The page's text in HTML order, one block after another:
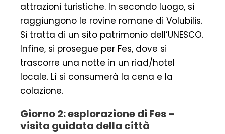
attrazioni turistiche. In secondo luogo, si
raggiungono le rovine romane di Volubilis.
Si tratta di un sito patrimonio dell’UNESCO.
Infine, si prosegue per Fes, dove si
trascorre una notte in un riad/hotel
locale. Lì si consumerà la cena e la
colazione.
Giorno 2: esplorazione di Fes –
visita guidata della città